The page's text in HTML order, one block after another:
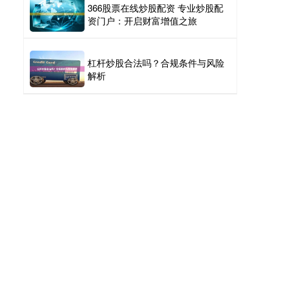
366股票在线炒股配资 专业炒股配
资门户：开启财富增值之旅
杠杆炒股合法吗？合规条件与风险
解析